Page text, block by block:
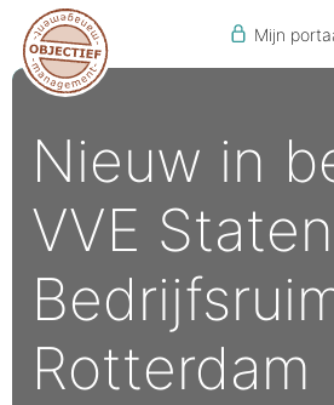
Mijn
Nieuw in
VVE
Rotterdam